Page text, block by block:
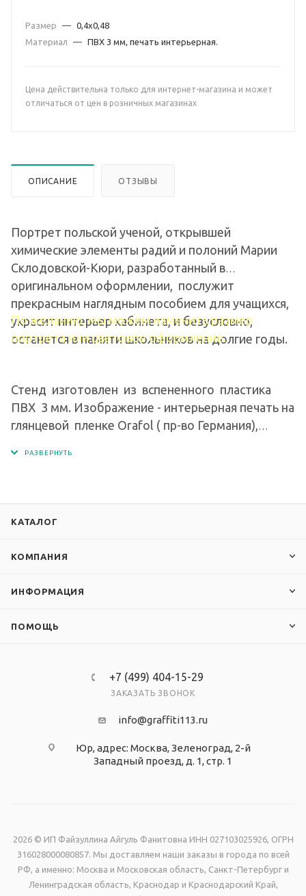
Размер — 0,4х0,48
Материал
— ПВХ 3 мм, печать интерьерная.
Цена действительна только для интернет-магазина и может
отличаться от цен в розничных магазинах
ОПИСАНИЕ ОТЗЫВЫ
Портрет польской ученой, открывшей
химические элементы радий и полоний Марии
Склодовской-Кюри, разработанный в
оригинальном оформлении, послужит
прекрасным наглядным пособием для учащихся,
украсит интерьер кабинета, и безусловно,
останется в памяти школьников на долгие годы.
По желанию, мы можем изменить размер
портрета или цветовое оформление.
Стенд изготовлен из вспененного пластика
ПВХ 3 мм. Изображение - интерьерная печать на
глянцевой пленке Orafol ( пр-во Германия),
КАТАЛОГ
КОМПАНИЯ
ИНФОРМАЦИЯ
ПОМОЩЬ
+7 (499) 404-15-29
ЗАКАЗАТЬ ЗВОНОК
info@graffiti113.ru
Юр, адрес: Москва, Зеленоград, 2-й
Западный проезд, д. 1, стр. 1
2026 © ИП Файзуллина Айгуль Фанитовна ИНН 027103025926, ОГРН
316028000080857. Мы доставляем наши заказы в города по всей
РФ, а именно: Москва и Московская область, Санкт-Петербург и
Ленинградская область, Краснодар и Краснодарский Край,